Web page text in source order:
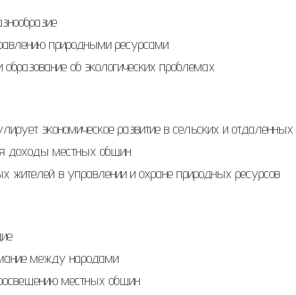
природными ресурсами
об экологических проблемах
экономическое развитие в сельских и
доходы местных общин
жителей в управлении и охране природных ресурсов
между народами
местных общин